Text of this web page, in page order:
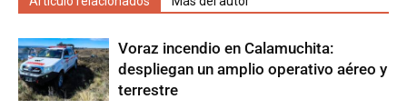
Voraz incendio en Calamuchita:
despliegan un amplio operativo aéreo y
terrestre